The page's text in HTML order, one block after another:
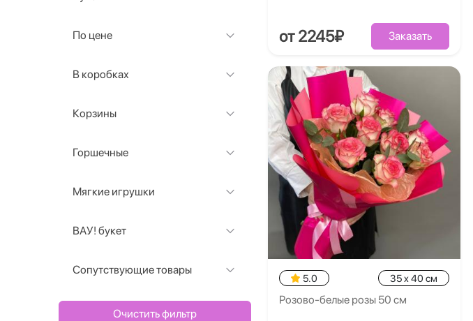
По цене
В коробках
Корзины
Горшечные
Мягкие игрушки
ВАУ! букет
Сопутствующие товары
Очистить фильтр
от 2245₽ Заказать
5.0 35 x 40 см
Розово-белые розы 50 см